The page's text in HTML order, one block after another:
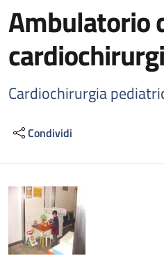
Ambulatorio
Cardiochirurgia
Condividi
Descrizione